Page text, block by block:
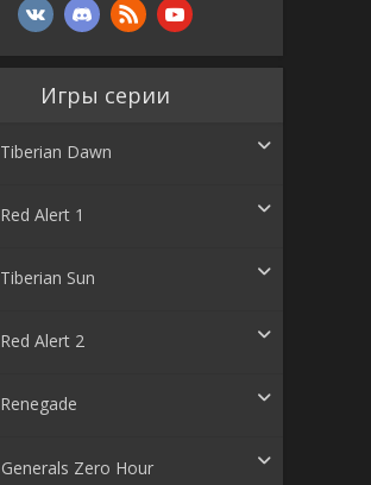
Игры серии
Tiberian Dawn
Red Alert 1
Tiberian Sun
Red Alert 2
Renegade
Generals Zero Hour